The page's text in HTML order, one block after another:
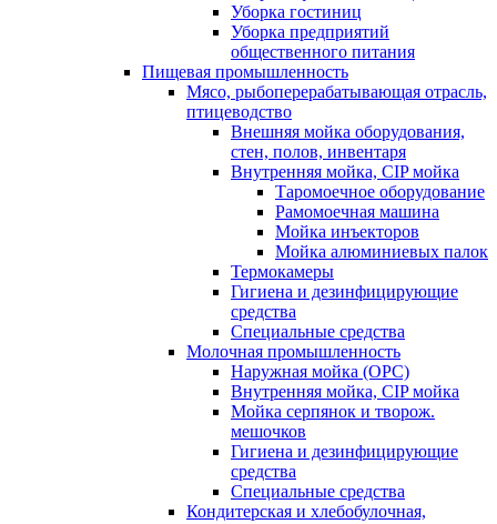
Уборка гостиниц
Уборка предприятий
общественного питания
Пищевая промышленность
Мясо, рыбоперерабатывающая отрасль,
птицеводство
Внешняя мойка оборудования,
стен, полов, инвентаря
Внутренняя мойка, CIP мойка
Таромоечное оборудование
Рамомоечная машина
Мойка инъекторов
Мойка алюминиевых палок
Термокамеры
Гигиена и дезинфицирующие
средства
Специальные средства
Молочная промышленность
Наружная мойка (ОРС)
Внутренняя мойка, CIP мойка
Мойка серпянок и творож.
мешочков
Гигиена и дезинфицирующие
средства
Специальные средства
Кондитерская и хлебобулочная,